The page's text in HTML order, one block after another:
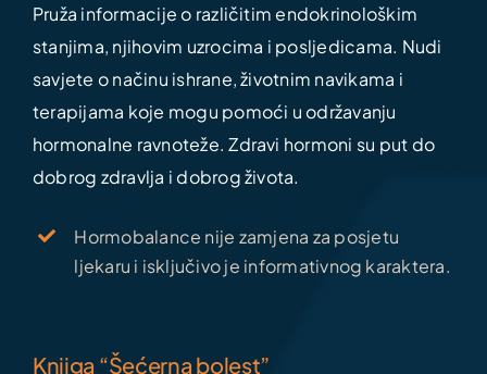
Pruža informacije o različitim endokrinološkim
stanjima, njihovim uzrocima i posljedicama. Nudi
savjete o načinu ishrane, životnim navikama i
terapijama koje mogu pomoći u održavanju
hormonalne ravnoteže. Zdravi hormoni su put do
dobrog zdravlja i dobrog života.
Hormobalance nije zamjena za posjetu
ljekaru i isključivo je informativnog karaktera.
Knjiga “Šećerna bolest”